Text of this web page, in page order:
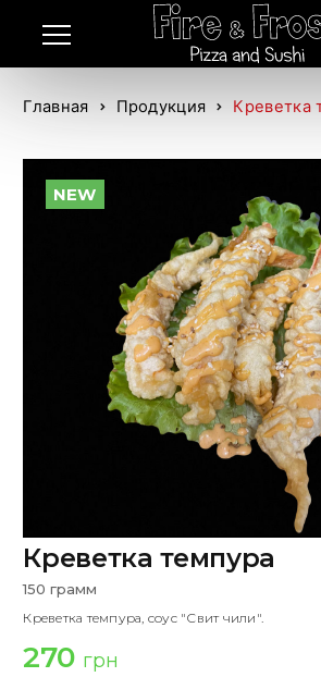
Главная Продукция Креветка
NEW
Креветка темпура
150 грамм
Креветка темпура, соус "Свит чили".
270 грн